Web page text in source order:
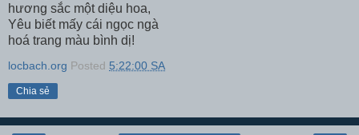
hương sắc một diệu hoa,
Yêu biết mấy cái ngọc ngà
hoá trang màu bình dị!
locbach.org Posted 5:22:00 SA
Chia sẻ